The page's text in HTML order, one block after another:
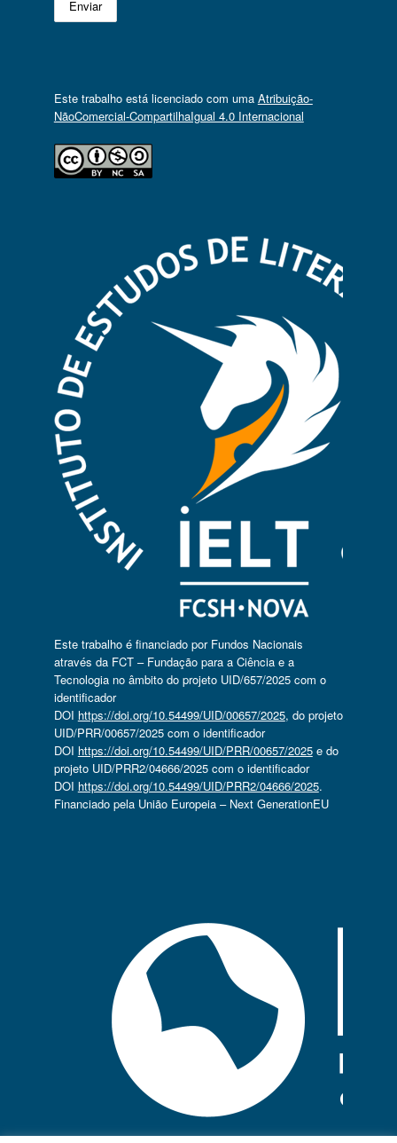
Este trabalho está licenciado com uma Atribuição-
NãoComercial-CompartilhaIgual 4.0 Internacional
Este trabalho é financiado por Fundos Nacionais
através da FCT – Fundação para a Ciência e a
Tecnologia no âmbito do projeto UID/657/2025 com o
identificador
DOI https://doi.org/10.54499/UID/00657/2025, do projeto
UID/PRR/00657/2025 com o identificador
DOI https://doi.org/10.54499/UID/PRR/00657/2025e do
projeto UID/PRR2/04666/2025 com o identificador
DOI https://doi.org/10.54499/UID/PRR2/04666/2025.
Financiado pela União Europeia – Next GenerationEU